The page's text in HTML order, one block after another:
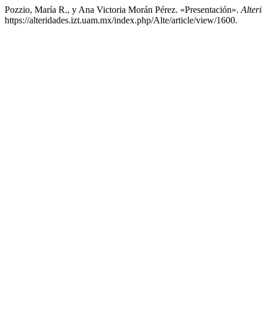
Pozzio, María R., y Ana Victoria Morán Pérez. «Presentación».
https://alteridades.izt.uam.mx/index.php/Alte/article/view/1600.